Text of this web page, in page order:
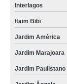
Interlagos
Itaim Bibi
Jardim América
Jardim Marajoara
Jardim Paulistano